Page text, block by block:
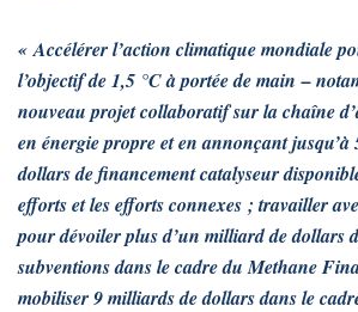
« Accélérer l’action climatique mondiale
l’objectif de 1,5 °C à portée de main –
nouveau projet collaboratif sur la chaîne
en énergie propre et en annonçant
dollars de financement catalyseur
efforts et les efforts connexes ; travailler
pour dévoiler plus d’un milliard de dollars
subventions dans le cadre du Methane
mobiliser 9 milliards de dollars dans le